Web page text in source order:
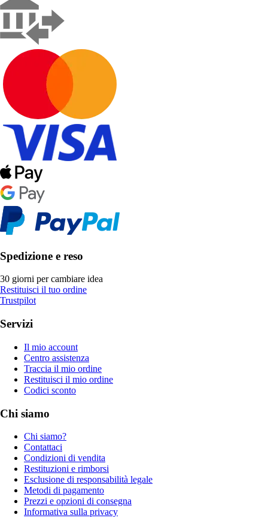
Spedizione e reso
30 giorni per cambiare idea
Restituisci il tuo ordine
Trustpilot
Servizi
Il mio account
Centro assistenza
Traccia il mio ordine
Restituisci il mio ordine
Codici sconto
Chi siamo
Chi siamo?
Contattaci
Condizioni di vendita
Restituzioni e rimborsi
Esclusione di responsabilità legale
Metodi di pagamento
Prezzi e opzioni di consegna
Informativa sulla privacy